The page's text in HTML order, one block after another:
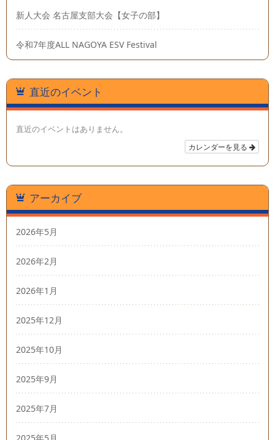
新人大会 名古屋支部大会【女子の部】
令和7年度ALL NAGOYA ESV Festival
直近のイベント
直近のイベントはありません。
カレンダーを見る
アーカイブ
2026年5月
2026年2月
2026年1月
2025年12月
2025年10月
2025年9月
2025年7月